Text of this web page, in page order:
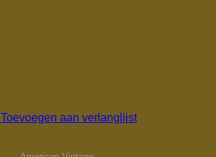
Toevoegen aan verlanglijst